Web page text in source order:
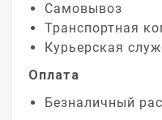
Самовывоз
Транспортная
Курьерская
Оплата
Безналичный